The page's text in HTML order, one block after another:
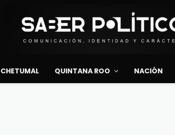
CHETUMAL QUINTANA ROO NACIÓN